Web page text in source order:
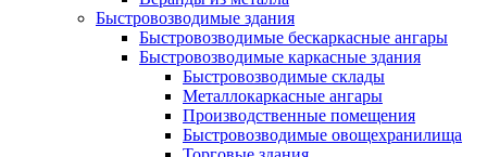
Быстровозводимые здания
Быстровозводимые бескаркасные ангары
Быстровозводимые каркасные здания
Быстровозводимые склады
Металлокаркасные ангары
Производственные помещения
Быстровозводимые овощехранилища